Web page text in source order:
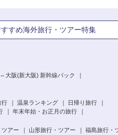
すめ海外旅行・ツアー特集
大阪(新大阪) 新幹線パック
行 温泉ランキング
日帰り旅行
年末年始・お正月の旅行
アー 山形旅行・ツアー
福島旅行・